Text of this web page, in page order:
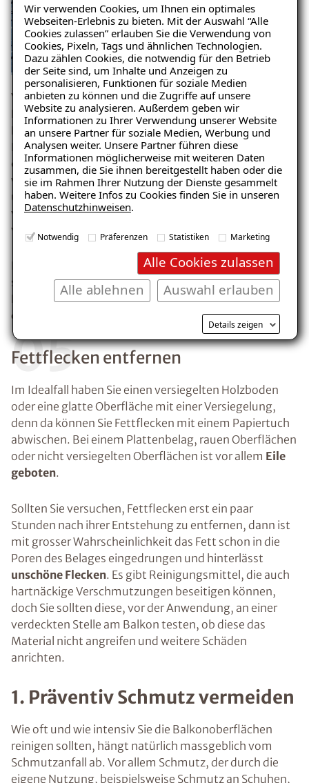
Wir verwenden Cookies, um Ihnen ein optimales
Webseiten-Erlebnis zu bieten. Mit der Auswahl “Alle
Cookies zulassen” erlauben Sie die Verwendung von
Cookies, Pixeln, Tags und ähnlichen Technologien.
Dazu zählen Cookies, die notwendig für den Betrieb
der Seite sind, um Inhalte und Anzeigen zu
personalisieren, Funktionen für soziale Medien
anbieten zu können und die Zugriffe auf unsere
Website zu analysieren. Außerdem geben wir
Informationen zu Ihrer Verwendung unserer Website
an unsere Partner für soziale Medien, Werbung und
Analysen weiter. Unsere Partner führen diese
Informationen möglicherweise mit weiteren Daten
zusammen, die Sie ihnen bereitgestellt haben oder die
sie im Rahmen Ihrer Nutzung der Dienste gesammelt
haben. Weitere Infos zu Cookies finden Sie in unseren
Datenschutzhinweisen.
Notwendig Präferenzen Statistiken Marketing
Alle Cookies zulassen
Auswahl erlauben
Alle ablehnen
Details zeigen
Viele Balkonbesitzer verschönern Ihren Balkon mit
Pflanzen und Blumen, oder bauen sogar Gemüse oder
Kräuter an. Wichtig zu beachten ist, dass bei
Blumentöpfen, die am Boden offen sind, unbedingt
ein Übertopf oder eine Auffangschale verwendet
werden sollte. Dadurch kann verhindert werden, dass
überschüssiges Giesswasser die Oberflächen
verschmutzt und sichorganischen Materialen
vorhandenen rauen Oberflächen ansammeln.
Bei der Nutzung von Holzkohlegrills auf dem Balkon
sollte keine glühende Kohle auf die Oberfläche gelangt.
Dadurch kann es zu Verfärbungen oderBeschädigung
der Nutzschicht
05
Fettflecken entfernen
Im Idealfall haben Sie einen versiegelten Holzboden
oder eine glatte Oberfläche mit einer Versiegelung,
denn da können Sie Fettflecken mit einem Papiertuch
abwischen. Bei einem Plattenbelag, rauen Oberflächen
oder nicht versiegelten Oberflächen ist vor allem Eile
geboten.
Sollten Sie versuchen, Fettflecken erst ein paar
Stunden nach ihrer Entstehung zu entfernen, dann ist
mit grosser Wahrscheinlichkeit das Fett schon in die
Poren des Belages eingedrungen und hinterlässt
unschöne Flecken. Es gibt Reinigungsmittel, die auch
hartnäckige Verschmutzungen beseitigen können,
doch Sie sollten diese, vor der Anwendung, an einer
verdeckten Stelle am Balkon testen, ob diese das
Material nicht angreifen und weitere Schäden
anrichten.
1. Präventiv Schmutz vermeiden
Wie oft und wie intensiv Sie die Balkonoberflächen
reinigen sollten, hängt natürlich massgeblich vom
Schmutzanfall ab. Vor allem Schmutz, der durch die
eigene Nutzung, beispielsweise Schmutz an Schuhen,
Ratgeber „Balkon & Terrasse“
– jetzt kostenlos
herunterladen!
Kostenlosen Ratgeber anfordern
Voraussetzung für den Erhalt des kostenfreien
Ratgebers ist die Anmeldung zu unserem Newsletter.